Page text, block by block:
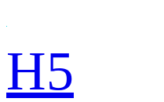
H5